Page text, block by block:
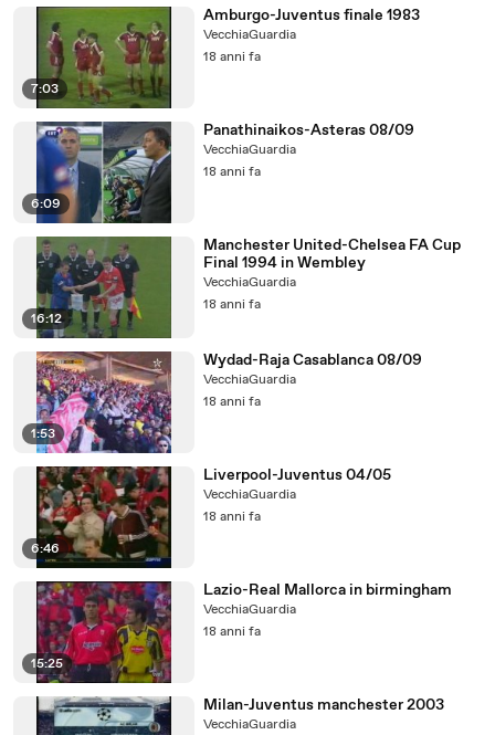
7:03
Amburgo-Juventus finale 1983
VecchiaGuardia
18 anni fa
6:09
Panathinaikos-Asteras 08/09
VecchiaGuardia
18 anni fa
16:12
Manchester United-Chelsea FA Cup
Final 1994 in Wembley
VecchiaGuardia
18 anni fa
1:53
Wydad-Raja Casablanca 08/09
VecchiaGuardia
18 anni fa
6:46
Liverpool-Juventus 04/05
VecchiaGuardia
18 anni fa
15:25
Lazio-Real Mallorca in birmingham
VecchiaGuardia
18 anni fa
Milan-Juventus manchester 2003
VecchiaGuardia